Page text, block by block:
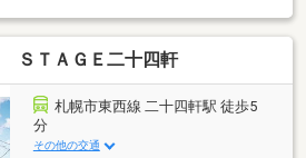
ＳＴＡＧＥ二十四軒
札幌市東西線 二十四軒駅 徒歩5
分
その他の交通